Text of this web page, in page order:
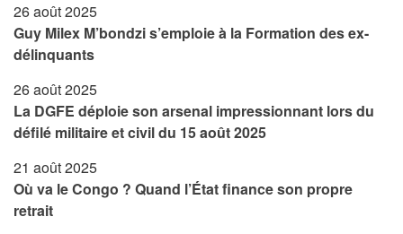
26 août 2025
Guy Milex M’bondzi s’emploie à la Formation des ex-
délinquants
26 août 2025
La DGFE déploie son arsenal impressionnant lors du
défilé militaire et civil du 15 août 2025
21 août 2025
Où va le Congo ? Quand l’État finance son propre
retrait